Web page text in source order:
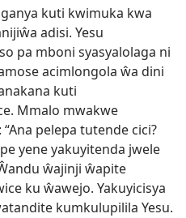
kuti kwimuka kwa
adisi. Yesu
pa mboni syasyalolaga ni
acimlongola ŵa dini
kuti
Mmalo mwakwe
pelepa tutende cici?
yene yakuyitenda jwele
ŵajinji ŵapite
ku ŵawejo. Yakuyicisya
kumkulupilila Yesu.